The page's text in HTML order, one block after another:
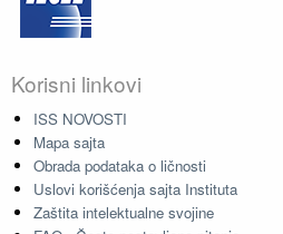
Korisni linkovi
ISS NOVOSTI
Mapa sajta
Obrada podataka o ličnosti
Uslovi korišćenja sajta Instituta
Zaštita intelektualne svojine